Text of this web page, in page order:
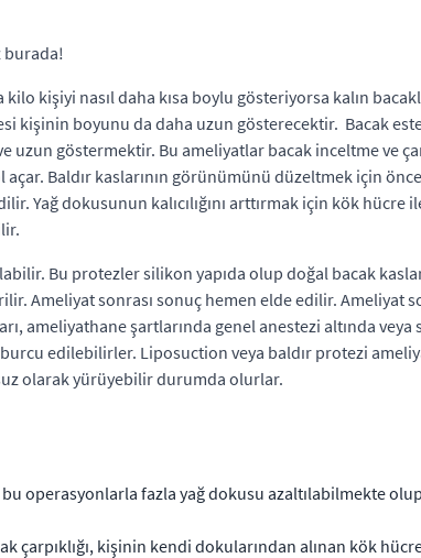
burada!
kişiyi nasıl daha kısa boylu gösteriyorsa kalın
kişinin boyunu da daha uzun gösterecektir. Bacak
göstermektir. Bu ameliyatlar bacak inceltme ve
Baldır kaslarının görünümünü düzeltmek için
Yağ dokusunun kalıcılığını arttırmak için kök
Bu protezler silikon yapıda olup doğal bacak
Ameliyat sonrası sonuç hemen elde edilir. Ameliyat
ameliyathane şartlarında genel anestezi altında
edilebilirler. Liposuction veya baldır protezi
olarak yürüyebilir durumda olurlar.
bu operasyonlarla fazla yağ dokusu azaltılabilmekte
çarpıklığı, kişinin kendi dokularından alınan kök